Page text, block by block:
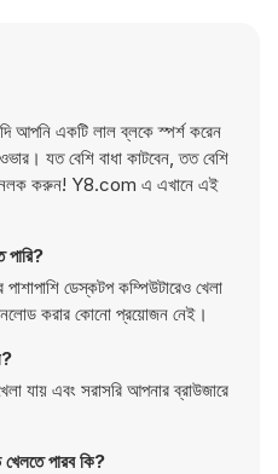
আপনি একটি লাল ব্লকে স্পর্শ করেন
যত বেশি বাধা কাটবেন, তত বেশি
করুন! Y8.com এ এখানে এই
ডেস্কটপ কম্পিউটারেও খেলা
করার কোনো প্রয়োজন নেই।
যায় এবং সরাসরি আপনার ব্রাউজারে
পারব কি?